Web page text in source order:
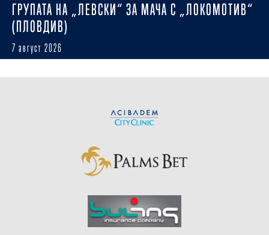
ГРУПАТА НА „ЛЕВСКИ“ ЗА МАЧА С „ЛОКОМОТИВ“
(ПЛОВДИВ)
7 август 2026